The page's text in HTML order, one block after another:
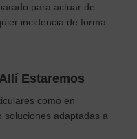
para actuar de
incidencia de forma
Estaremos
como en
soluciones adaptadas a